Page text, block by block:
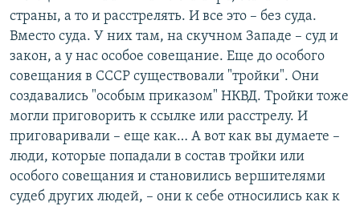
страны, а то и расстрелять. И все это – без суда.
Вместо суда. У них там, на скучном Западе – суд и
закон, а у нас особое совещание. Еще до особого
совещания в СССР существовали "тройки". Они
создавались "особым приказом" НКВД. Тройки тоже
могли приговорить к ссылке или расстрелу. И
приговаривали – еще как… А вот как вы думаете –
люди, которые попадали в состав тройки или
особого совещания и становились вершителями
судеб других людей, – они к себе относились как к